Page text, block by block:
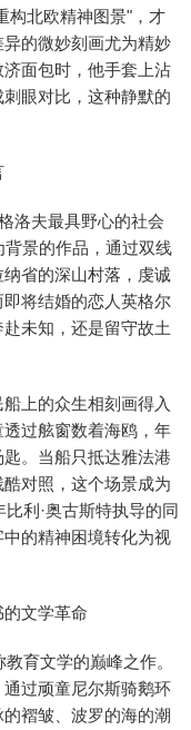
构北欧精神图景"，才
的微妙刻画尤为精妙
面包时，他手套上沾
眼对比，这种静默的
洛夫最具野心的社会
景的作品，通过双线
省的深山村落，虔诚
将结婚的恋人英格尔
未知，还是留守故土
上的众生相刻画得入
过舷窗数着海鸥，年
。当船只抵达雅法港
对照，这个场景成为
利·奥古斯特执导的同
的精神困境转化为视
文学革命
育文学的巅峰之作。
过顽童尼尔斯骑鹅环
褶皱、波罗的海的潮